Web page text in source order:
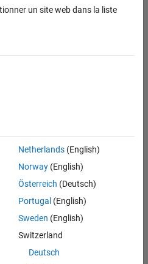
un site web dans la liste
Netherlands(English)
Norway(English)
Österreich (Deutsch)
Portugal (English)
Sweden (English)
Switzerland
Deutsch